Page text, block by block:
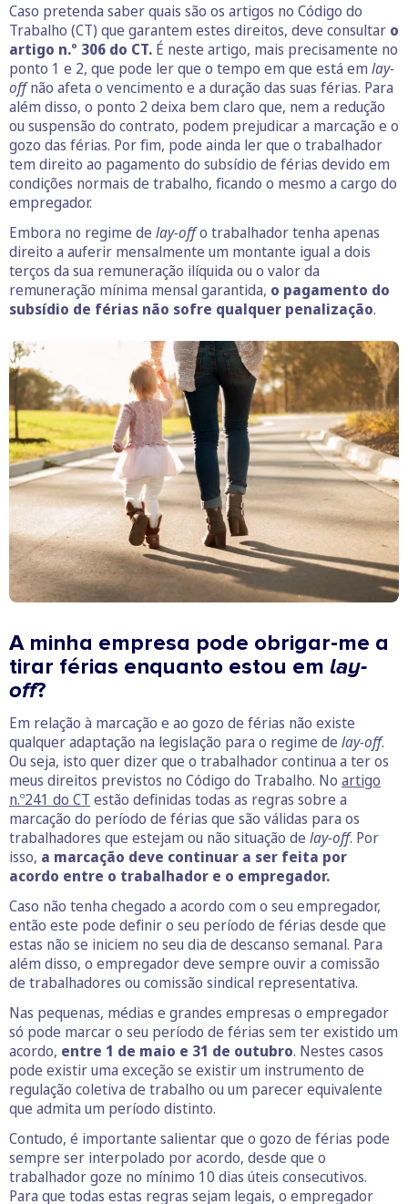
Caso pretenda saber quais são os artigos no Código do
Trabalho (CT) que garantem estes direitos, deve consultar o
artigo n.º 306 do CT. É neste artigo, mais precisamente no
ponto 1 e 2, que pode ler que o tempo em que está em lay-
offnão afeta o vencimento e a duração das suas férias. Para
além disso, o ponto 2 deixa bem claro que, nem a redução
ou suspensão do contrato, podem prejudicar a marcação e o
gozo das férias. Por fim, pode ainda ler que o trabalhador
tem direito ao pagamento do subsídio de férias devido em
condições normais de trabalho, ficando o mesmo a cargo do
empregador.
Embora no regime de lay-offo trabalhador tenha apenas
direito a auferir mensalmente um montante igual a dois
terços da sua remuneração ilíquida ou o valor da
remuneração mínima mensal garantida, o pagamento do
subsídio de férias não sofre qualquer penalização.
A minha empresa pode obrigar-me a
tirar férias enquanto estou em lay-
off?
Em relação à marcação e ao gozo de férias não existe
qualquer adaptação na legislação para o regime de lay-off.
Ou seja, isto quer dizer que o trabalhador continua a ter os
meus direitos previstos no Código do Trabalho. No artigo
n.º241 do CT estão definidas todas as regras sobre a
marcação do período de férias que são válidas para os
trabalhadores que estejam ou não situação de lay-off. Por
isso, a marcação deve continuar a ser feita por
acordo entre o trabalhador e o empregador.
Caso não tenha chegado a acordo com o seu empregador,
então este pode definir o seu período de férias desde que
estas não se iniciem no seu dia de descanso semanal. Para
além disso, o empregador deve sempre ouvir a comissão
de trabalhadores ou comissão sindical representativa.
Nas pequenas, médias e grandes empresas o empregador
só pode marcar o seu período de férias sem ter existido um
acordo, entre 1 de maio e 31 de outubro. Nestes casos
pode existir uma exceção se existir um instrumento de
regulação coletiva de trabalho ou um parecer equivalente
que admita um período distinto.
Contudo, é importante salientar que o gozo de férias pode
sempre ser interpolado por acordo, desde que o
trabalhador goze no mínimo 10 dias úteis consecutivos.
Para que todas estas regras sejam legais, o empregador